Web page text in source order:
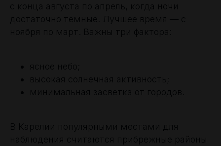
с конца августа по апрель, когда ночи
достаточно тёмные. Лучшее время — с
ноября по март. Важны три фактора:
ясное небо;
высокая солнечная активность;
минимальная засветка от городов.
В Карелии популярными местами для
наблюдения считаются прибрежные районы